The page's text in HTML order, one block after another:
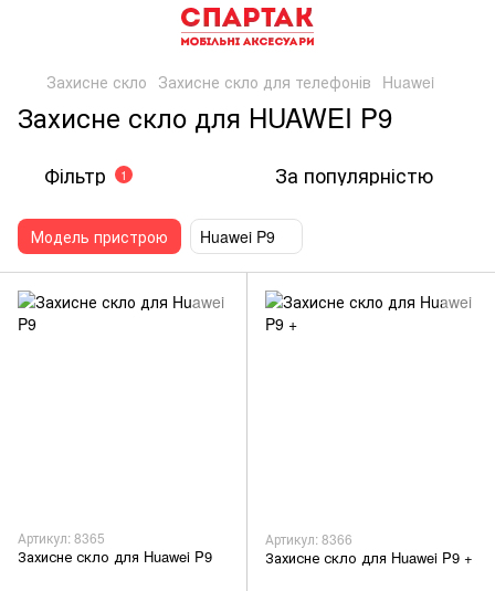
Захисне скло Захисне скло для телефонів Huawei
Захисне скло для HUAWEI P9
Фільтр 1 За популярністю
Модель пристрою Huawei P9
Артикул: 8365
Захисне скло для Huawei P9
Артикул: 8366
Захисне скло для Huawei P9 +